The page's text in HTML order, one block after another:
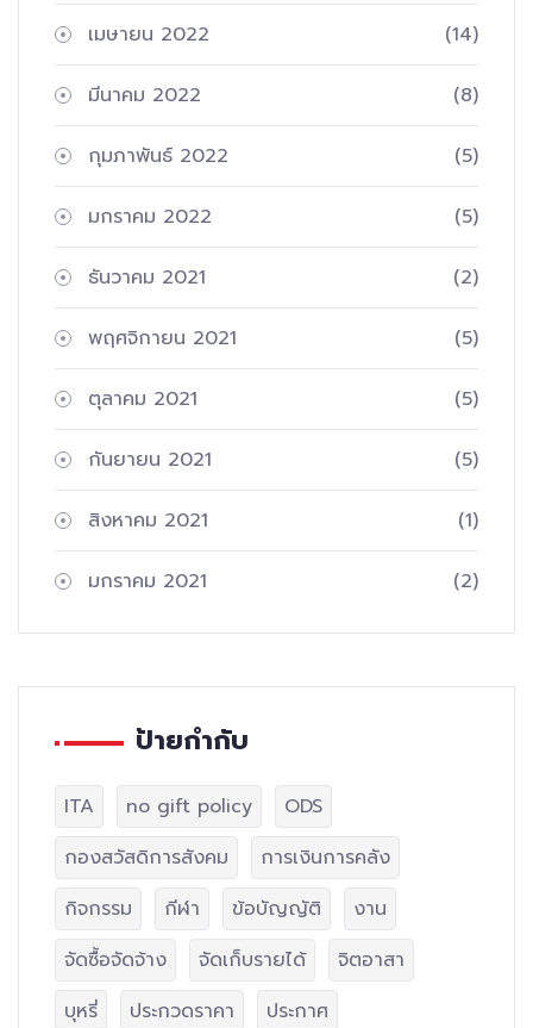
เมษายน 2022 (14)
มีนาคม 2022 (8)
กุมภาพันธ์ 2022 (5)
มกราคม 2022 (5)
ธันวาคม 2021 (2)
พฤศจิกายน 2021 (5)
ตุลาคม 2021 (5)
กันยายน 2021 (5)
สิงหาคม 2021 (1)
มกราคม 2021 (2)
ป้ายกำกับ
ITA no gift policy
ODS
กองสวัสดิการสังคม
การเงินการคลัง
กิจกรรม
กีฬา ข้อบัญญัติ
งาน
จัดซื้อจัดจ้าง
จัดเก็บรายได้
จิตอาสา
บุหรี่
ประกวดราคา
ประกาศ